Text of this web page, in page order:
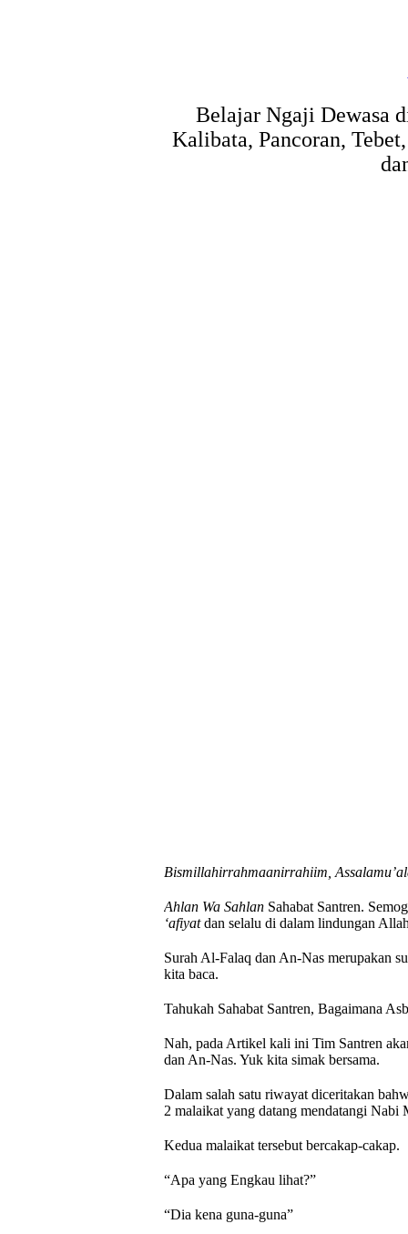
Belajar Ngaji Dewasa
Kalibata, Pancoran,
Bismillahirrahmaanirrahiim,
Ahlan Wa SahlanSahabat Santren.
‘afiyatdan selalu di dalam lindungan
Surah Al-Falaq dan An-Nas merupakan
kita baca.
Tahukah Sahabat Santren, Bagaimana
Nah, pada Artikel kali ini Tim Santren
dan An-Nas. Yuk kita simak bersama.
Dalam salah satu riwayat diceritakan
2 malaikat yang datang mendatangi Nabi
Kedua malaikat tersebut bercakap-cakap.
“Apa yang Engkau lihat?”
“Dia kena guna-guna”